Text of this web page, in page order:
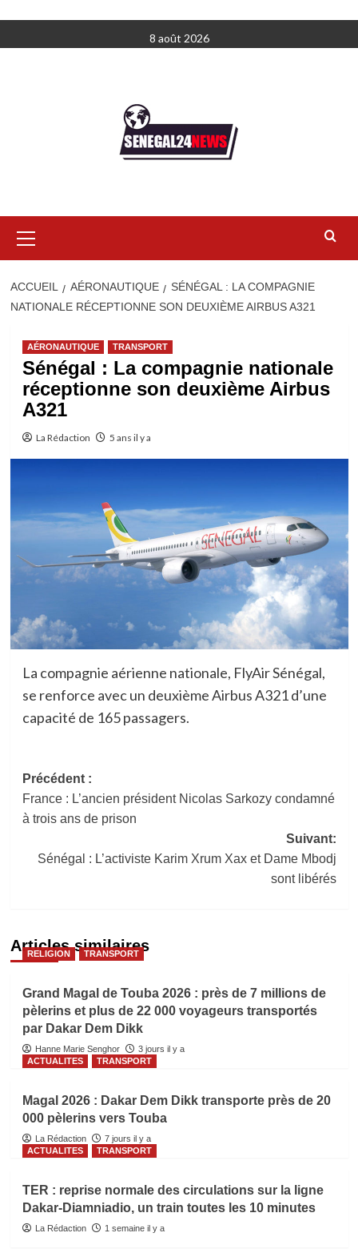
au
8 août 2026
principal
ACCUEIL AÉRONAUTIQUE
SÉNÉGAL : LA COMPAGNIE
NATIONALE RÉCEPTIONNE SON DEUXIÈME AIRBUS A321
AÉRONAUTIQUE TRANSPORT
Sénégal : La compagnie nationale
réceptionne son deuxième Airbus
A321
La Rédaction 5 ans il y a
La compagnie aérienne nationale, FlyAir Sénégal,
se renforce avec un deuxième Airbus A321 d’une
capacité de 165 passagers.
Navigation
d’article
Précédent :
France : L’ancien président Nicolas Sarkozy condamné
à trois ans de prison
Suivant:
Sénégal : L’activiste Karim Xrum Xax et Dame Mbodj
sont libérés
Articles similaires
RELIGION TRANSPORT
Grand Magal de Touba 2026 : près de 7 millions de
pèlerins et plus de 22 000 voyageurs transportés
par Dakar Dem Dikk
Hanne Marie Senghor
3 jours il y a
ACTUALITES
TRANSPORT
Magal 2026 : Dakar Dem Dikk transporte près de 20
000 pèlerins vers Touba
La Rédaction
7 jours il y a
ACTUALITES
TRANSPORT
TER : reprise normale des circulations sur la ligne
Dakar-Diamniadio, un train toutes les 10 minutes
La Rédaction 1 semaine il y a